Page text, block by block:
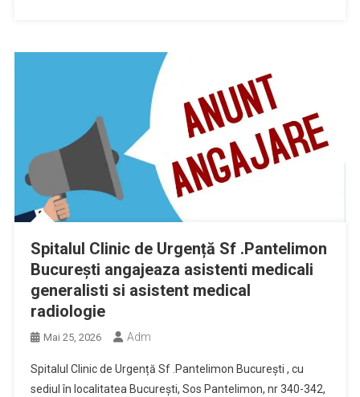
Spitalul Clinic de Urgență Sf .Pantelimon
București angajeaza asistenti medicali
generalisti si asistent medical
radiologie
Mai 25, 2026 Adm
Spitalul Clinic de Urgență Sf .Pantelimon București , cu
sediul în localitatea București, Sos Pantelimon, nr 340-342,